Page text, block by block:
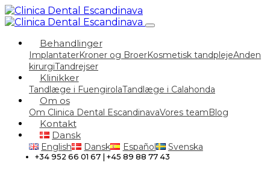
Behandlinger
ImplantaterKroner og BroerKosmetisk tandplejeAnden
kirurgiTandrejser
Klinikker
Tandlæge i FuengirolaTandlæge i Calahonda
Om os
Om Clinica Dental EscandinavaVores teamBlog
Kontakt
Dansk
English Dansk Español Svenska
+34 952 66 01 67 | +45 89 88 77 43